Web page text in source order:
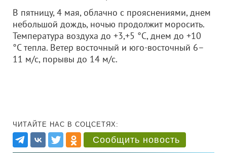
В пятницу, 4 мая, облачно с прояснениями, днем
небольшой дождь, ночью продолжит моросить.
Температура воздуха до +3,+5 °С, днем до +10
°С тепла. Ветер восточный и юго-восточный 6–
11 м/с, порывы до 14 м/с.
ЧИТАЙТЕ НАС В СОЦСЕТЯХ:
Сообщить новость